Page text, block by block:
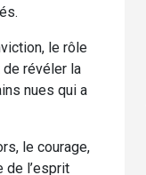
le rôle
de révéler la
nues qui a
le courage,
de l’esprit